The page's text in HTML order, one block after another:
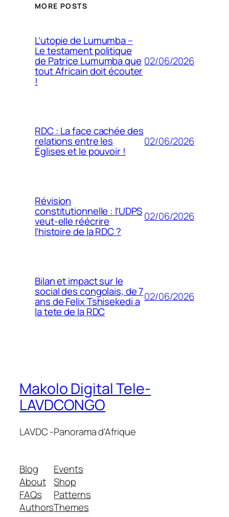
MORE POSTS
L’utopie de Lumumba –
Le testament politique
de Patrice Lumumba que
tout Africain doit écouter
!
02/06/2026
RDC : La face cachée des
relations entre les
Églises et le pouvoir !
02/06/2026
Révision
constitutionnelle : l’UDPS
veut-elle réécrire
l’histoire de la RDC ?
02/06/2026
Bilan et impact sur le
social des congolais, de 7
ans de Felix Tshisekedi a
la tete de la RDC
02/06/2026
Makolo Digital Tele-
LAVDCONGO
LAVDC -Panorama d'Afrique
Blog
About
FAQs
Authors
Events
Shop
Patterns
Themes